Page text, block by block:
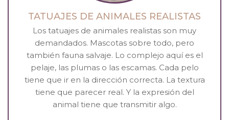
TATUAJES DE ANIMALES REALISTAS
Los tatuajes de animales realistas son muy
demandados. Mascotas sobre todo, pero
también fauna salvaje. Lo complejo aquí es el
pelaje, las plumas o las escamas. Cada pelo
tiene que ir en la dirección correcta. La textura
tiene que parecer real. Y la expresión del
animal tiene que transmitir algo.